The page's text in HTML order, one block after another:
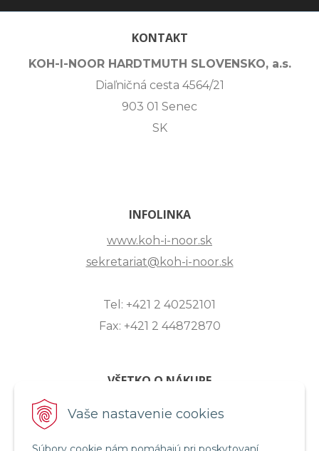
Vaše nastavenie cookies
KONTAKT
KOH-I-NOOR HARDTMUTH SLOVENSKO, a.s.
Diaľničná cesta 4564/21
903 01 Senec
SK
INFOLINKA
www.koh-i-noor.sk
sekretariat@koh-i-noor.sk
Tel: +421 2 40252101
Fax: +421 2 44872870
VŠETKO O NÁKUPE
ZASLANIE OTÁZKY